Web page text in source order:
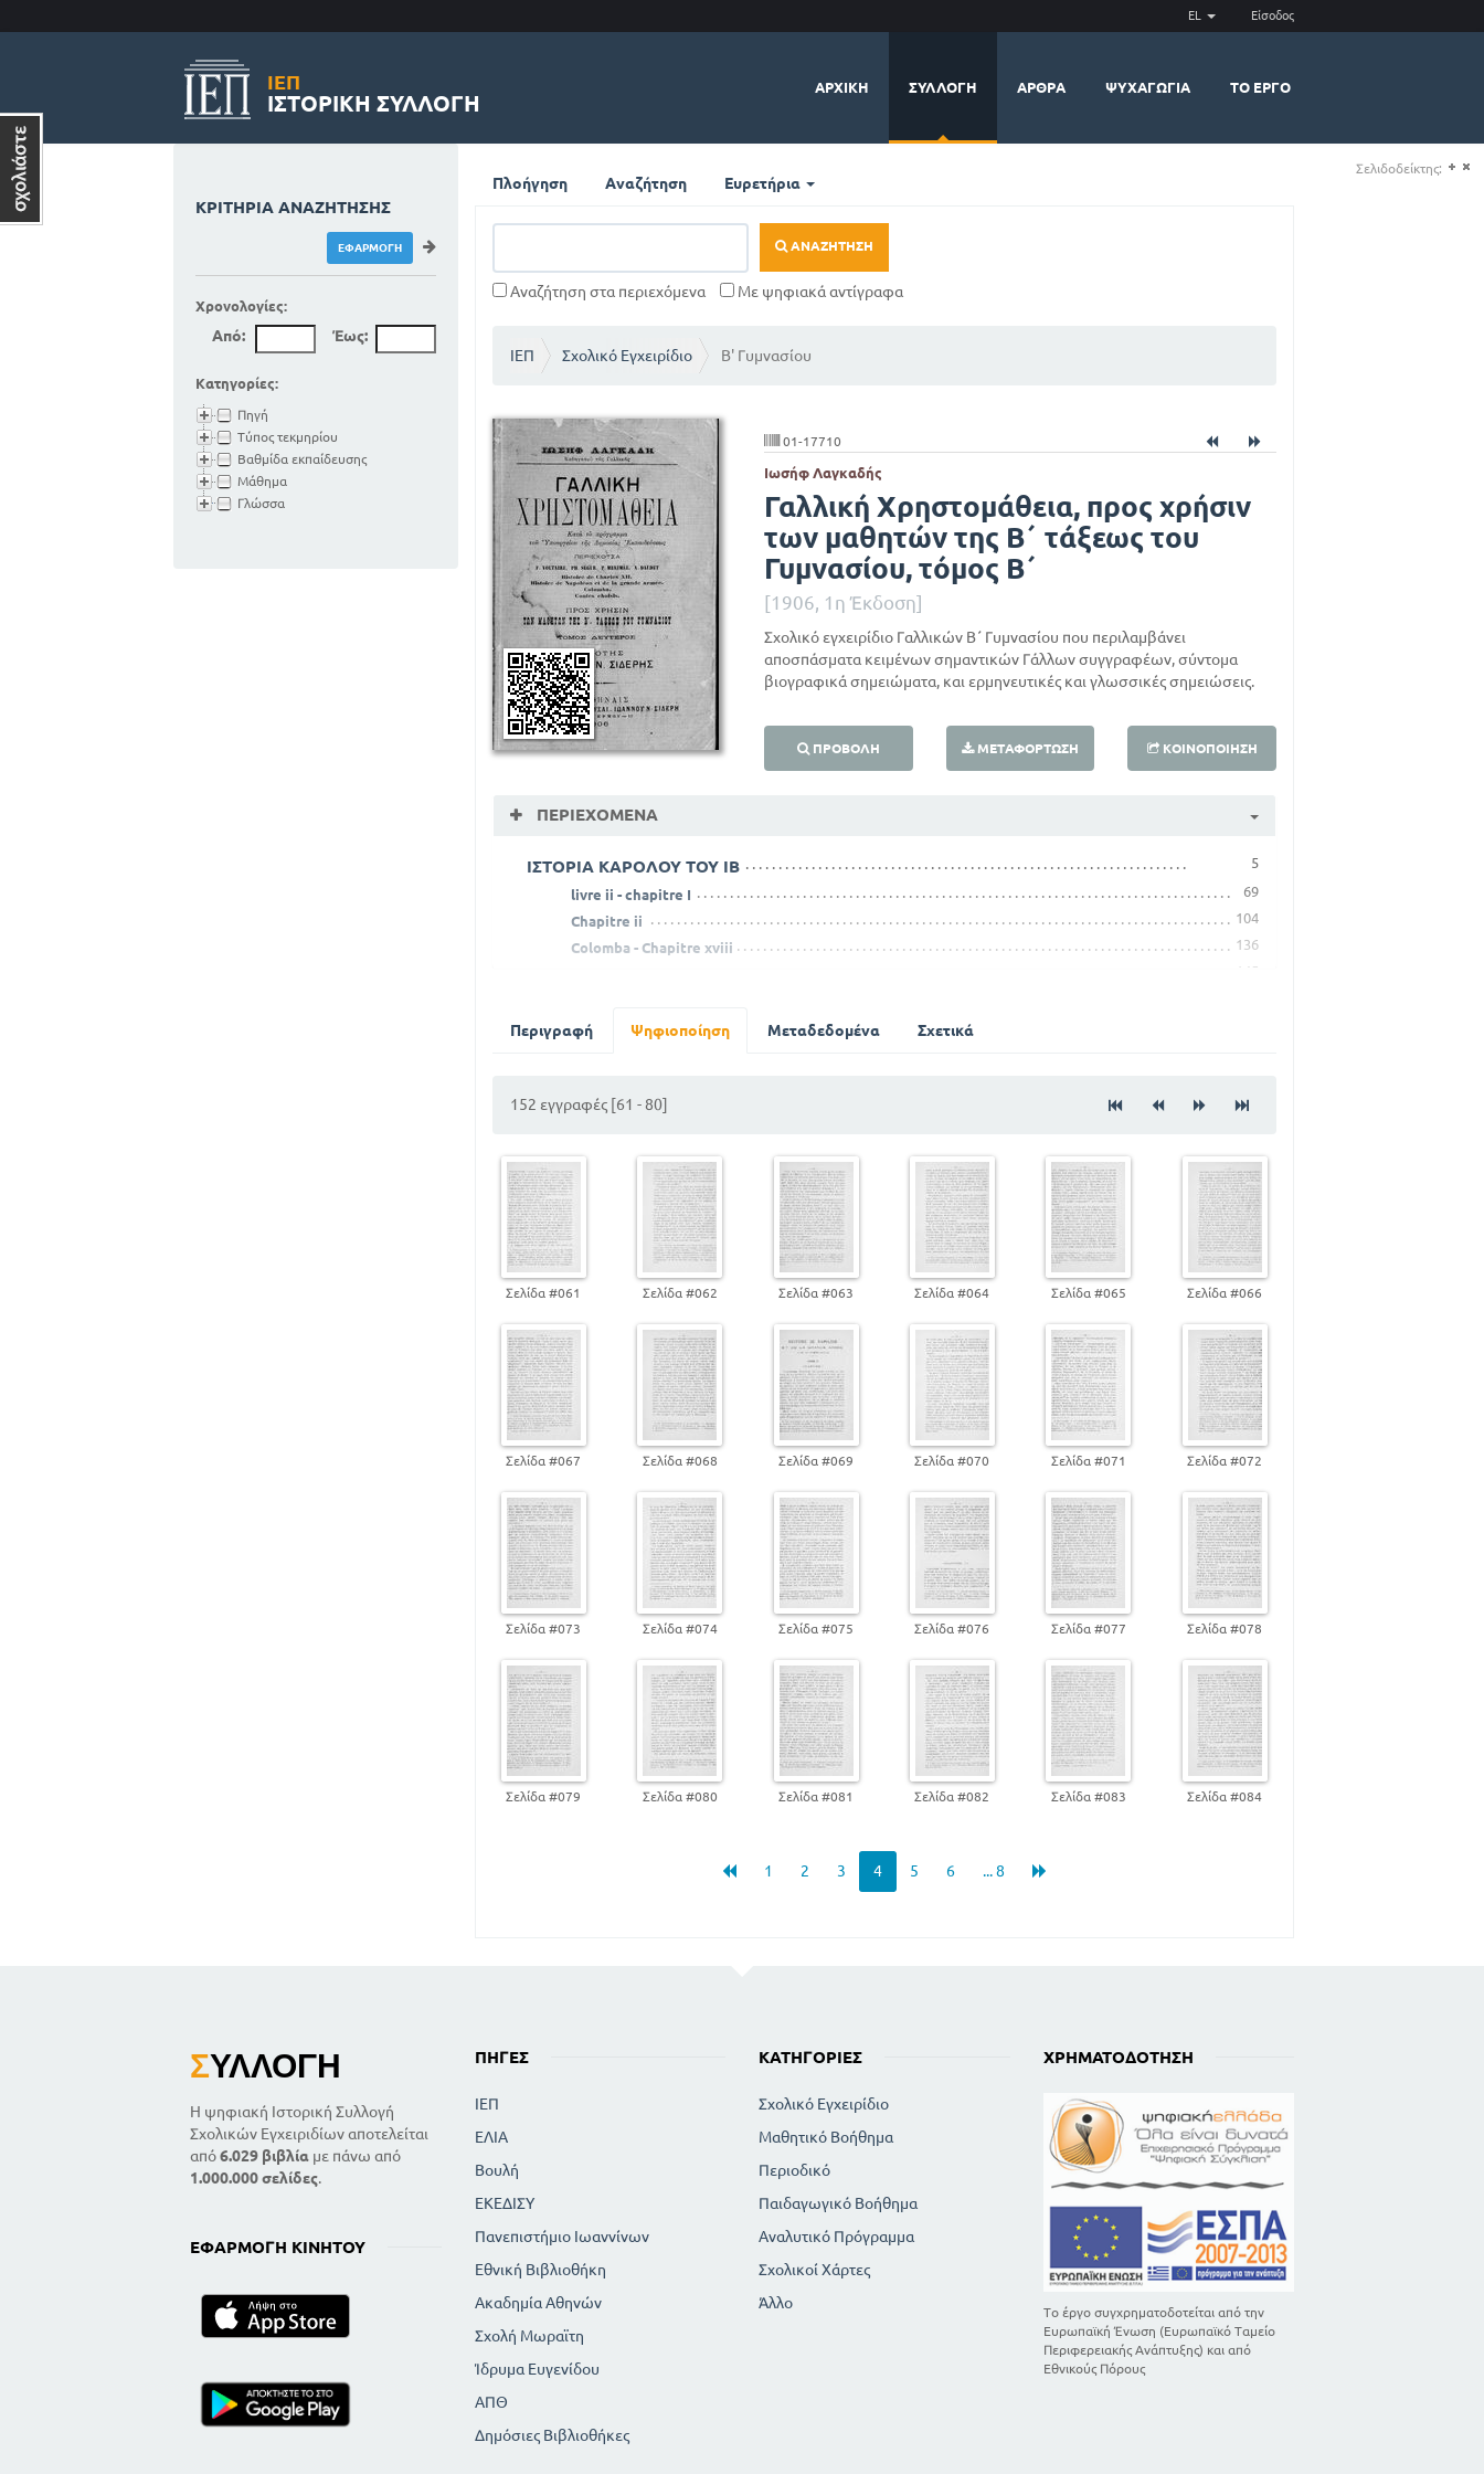
EL Είσοδος
ΙΕΠ
ΙΣΤΟΡΙΚΉ ΣΥΛΛΟΓΉ
ΑΡΧΙΚΉ ΣΥΛΛΟΓΉ ΆΡΘΡΑ ΨΥΧΑΓΩΓΊΑ ΤΟ ΈΡΓΟ
Πλοήγηση Αναζήτηση Ευρετήρια
ΑΝΑΖΉΤΗΣΗ
Αναζήτηση στα περιεχόμενα Με ψηφιακά αντίγραφα
ΙΕΠ Σχολικό Εγχειρίδιο Β' Γυμνασίου
01-17710
Ιωσήφ Λαγκαδής
Γαλλική Χρηστομάθεια, προς χρήσιν
των μαθητών της Β΄ τάξεως του
Γυμνασίου, τόμος Β΄
[1906, 1η Έκδοση]
Σχολικό εγχειρίδιο Γαλλικών B΄ Γυμνασίου που περιλαμβάνει
αποσπάσματα κειμένων σημαντικών Γάλλων συγγραφέων, σύντομα
βιογραφικά σημειώματα, και ερμηνευτικές και γλωσσικές σημειώσεις.
ΠΡΟΒΟΛΉ ΜΕΤΑΦΌΡΤΩΣΗ ΚΟΙΝΟΠΟΊΗΣΗ
ΠΕΡΙΕΧΌΜΕΝΑ
ΙΣΤΟΡΙΑ ΚΑΡΟΛΟΥ ΤΟΥ ΙΒ 5
livre ii - chapitre I
69
Chapitre ii
104
Colomba - Chapitre xviii
136
145
livre ii - chapitre I
Le mauvais zouave
145
Περιγραφή Ψηφιοποίηση Μεταδεδομένα Σχετικά
152 εγγραφές [61 - 80]
Σελίδα #061 Σελίδα #062 Σελίδα #063 Σελίδα #064 Σελίδα #065 Σελίδα #066
Σελίδα #067 Σελίδα #068 Σελίδα #069 Σελίδα #070 Σελίδα #071 Σελίδα #072
Σελίδα #073 Σελίδα #074 Σελίδα #075 Σελίδα #076 Σελίδα #077 Σελίδα #078
Σελίδα #079 Σελίδα #080 Σελίδα #081 Σελίδα #082 Σελίδα #083 Σελίδα #084
1 2 3 4 5 6 ... 8
ΚΡΙΤΉΡΙΑ ΑΝΑΖΉΤΗΣΗΣ
Χρονολογίες:
Από: Έως:
Κατηγορίες:
Πηγή
Τύπος τεκμηρίου
Βαθμίδα εκπαίδευσης
Μάθημα
Γλώσσα
ΣΥΛΛΟΓΉ
Η ψηφιακή Ιστορική Συλλογή
Σχολικών Εγχειριδίων αποτελείται
από6.029 βιβλία με πάνω από
1.000.000 σελίδες.
ΕΦΑΡΜΟΓΉ ΚΙΝΗΤΟΎ
ΠΗΓΈΣ
ΙΕΠ
ΕΛΙΑ
Βουλή
ΕΚΕΔΙΣΥ
Πανεπιστήμιο Ιωαννίνων
Εθνική Βιβλιοθήκη
Ακαδημία Αθηνών
Σχολή Μωραϊτη
Ίδρυμα Ευγενίδου
ΑΠΘ
Δημόσιες Βιβλιοθήκες
ΚΑΤΗΓΟΡΊΕΣ
Σχολικό Εγχειρίδιο
Μαθητικό Βοήθημα
Περιοδικό
Παιδαγωγικό Βοήθημα
Αναλυτικό Πρόγραμμα
Σχολικοί Χάρτες
Άλλο
ΧΡΗΜΑΤΟΔΌΤΗΣΗ
Το έργο συγχρηματοδοτείται από την
Ευρωπαϊκή Ένωση (Ευρωπαϊκό Ταμείο
Περιφερειακής Ανάπτυξης) και από
Εθνικούς Πόρους
Σελιδοδείκτης: